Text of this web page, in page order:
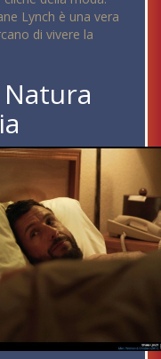
Lynch è una vera
di vivere la